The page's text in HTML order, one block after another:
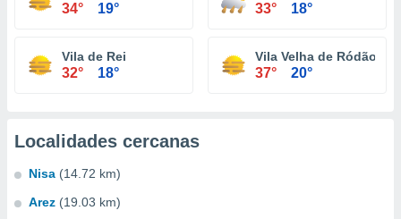
34° 19° 33° 18°
Vila de Rei
32° 18°
Vila Velha de Ródão
37° 20°
Localidades cercanas
Nisa (14.72 km)
Arez (19.03 km)